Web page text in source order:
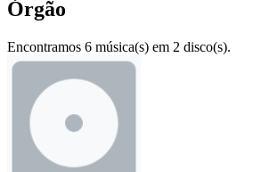
Órgão
Encontramos 6 música(s) em 2 disco(s).